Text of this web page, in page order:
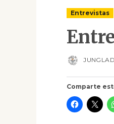
Entrevistas
Comparte